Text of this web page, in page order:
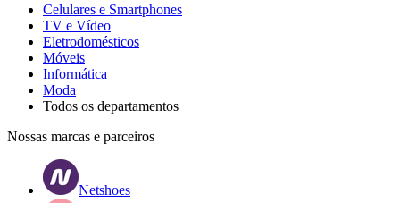
Celulares e Smartphones
TV e Vídeo
Eletrodomésticos
Móveis
Informática
Moda
Todos os departamentos
Nossas marcas e parceiros
Netshoes